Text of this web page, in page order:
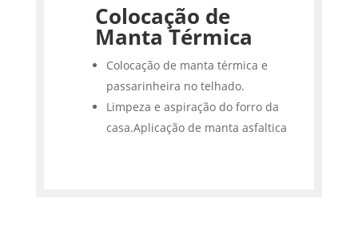
Colocação de
Manta Térmica
Colocação de manta térmica e
passarinheira no telhado.
Limpeza e aspiração do forro da
casa.Aplicação de manta asfaltica